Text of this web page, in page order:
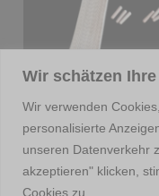
Wir schätzen
Wir verwenden
personalisierte
unseren Datenverkehr
akzeptieren" klicken,
Cookies zu.